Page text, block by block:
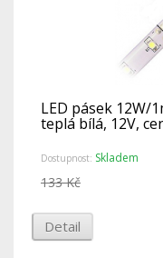
LED pásek 12W/
teplá bílá, 12V,
Dostupnost: Skladem
133 Kč
Detail